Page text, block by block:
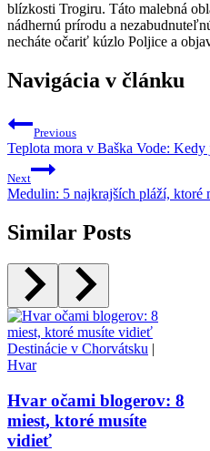
blízkosti Trogiru. Táto malebná
nádhernú prírodu a
necháte očariť kúzlo Poljice a
Navigácia v článku
Previous
Teplota mora v Baška Vode:
Next
Medulin: 5 najkrajších pláží, ktoré
Similar Posts
Destinácie v Chorvátsku |
Hvar
Hvar očami blogerov: 8
miest, ktoré musíte
vidieť